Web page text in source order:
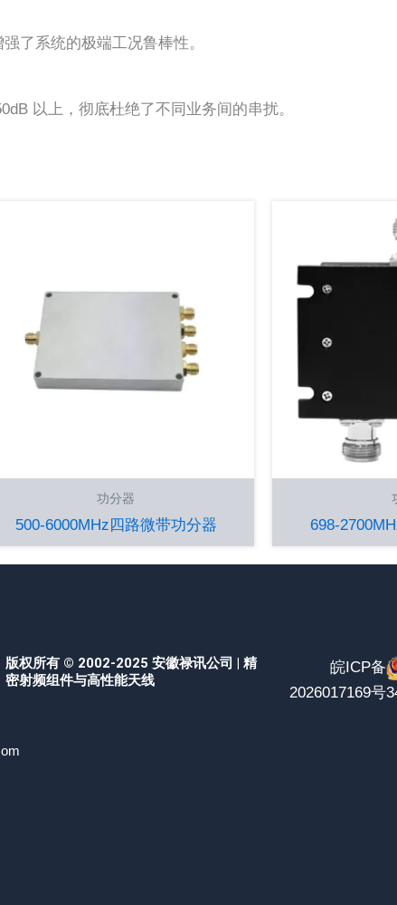
了系统的极端工况鲁棒性。
以上，彻底杜绝了不同业务间的串扰。
功分器
500-6000MHz四路微带功分器 698-
版权所有 © 2002-2025 安徽禄讯公司 | 精
密射频组件与高性能天线
皖ICP备
2026017169号